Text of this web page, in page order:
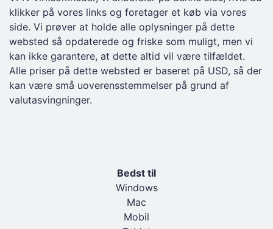
klikker på vores links og foretager et køb via vores
side. Vi prøver at holde alle oplysninger på dette
websted så opdaterede og friske som muligt, men vi
kan ikke garantere, at dette altid vil være tilfældet.
Alle priser på dette websted er baseret på USD, så der
kan være små uoverensstemmelser på grund af
valutasvingninger.
Bedst til
Windows
Mac
Mobil